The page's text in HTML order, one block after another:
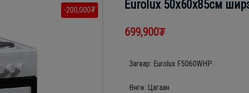
-200,000₮ Eurolux 50х60х85см
699,900₮
Загвар: Eurolux F5060WHP
Өнгө: Цагаан